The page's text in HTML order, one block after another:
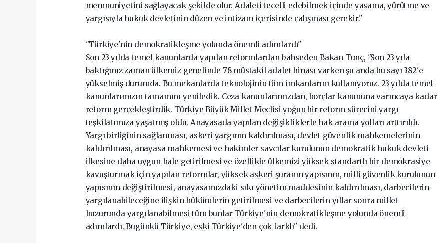
memnuniyetini sağlayacak şekilde olur. Adaleti tecelli edebilmek içinde yasama, yürütme ve
yargısıyla hukuk devletinin düzen ve intizam içerisinde çalışması gerekir."
"Türkiye'nin demokratikleşme yolunda önemli adımlardı"
Son 23 yılda temel kanunlarda yapılan reformlardan bahseden Bakan Tunç, "Son 23 yıla
baktığınız zaman ülkemiz genelinde 78 müstakil adalet binası varken şu anda bu sayı 382'e
yükselmiş durumda. Bu mekanlarda teknolojinin tüm imkanlarını kullanıyoruz. 23 yılda temel
kanunlarımızın tamamını yeniledik. Ceza kanunlarımızdan, borçlar kanununa varıncaya kadar
reform gerçekleştirdik. Türkiye Büyük Millet Meclisi yoğun bir reform sürecini yargı
teşkilatımıza yaşatmış oldu. Anayasada yapılan değişikliklerle hak arama yolları arttırıldı.
Yargı birliğinin sağlanması, askeri yargının kaldırılması, devlet güvenlik mahkemelerinin
kaldırılması, anayasa mahkemesi ve hakimler savcılar kurulunun demokratik hukuk devleti
ilkesine daha uygun hale getirilmesi ve özellikle ülkemizi yüksek standartlı bir demokrasiye
kavuşturmak için yapılan reformlar, yüksek askeri şuranın yapısının, milli güvenlik kurulunun
yapısının değiştirilmesi, anayasamızdaki sıkı yönetim maddesinin kaldırılması, darbecilerin
yargılanabileceğine ilişkin hükümlerin getirilmesi ve darbecilerin yıllar sonra millet
huzurunda yargılanabilmesi tüm bunlar Türkiye'nin demokratikleşme yolunda önemli
adımlardı. Bugünkü Türkiye, eski Türkiye'den çok farklı" dedi.